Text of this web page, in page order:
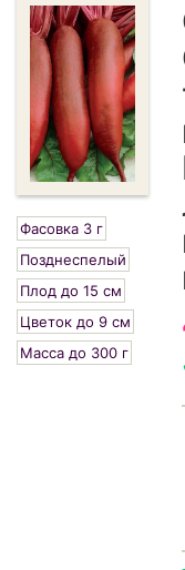
Фасовка 3 г
Позднеспелый
Плод до 15 см
Цветок до 9 см
Масса до 300 г